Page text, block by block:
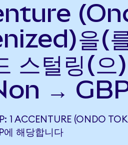
을(
스털링(으
→
1 ACCENTURE (ONDO
에 해당합니다